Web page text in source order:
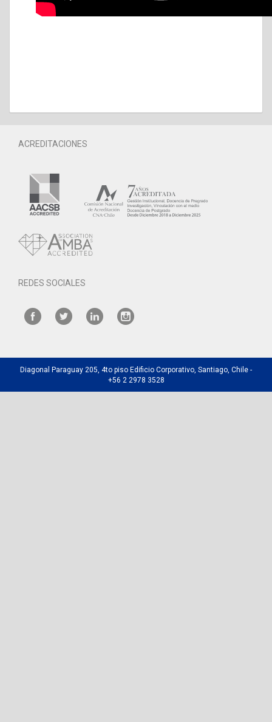
ACREDITACIONES
REDES SOCIALES
Diagonal Paraguay 205, 4to piso Edificio Corporativo, Santiago, Chile -
+56 2 2978 3528